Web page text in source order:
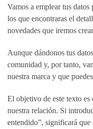
Vamos a emplear tus datos
los que encontraras el
novedades que iremos
Aunque dándonos tus
comunidad y, por tanto,
nuestra marca y que
El objetivo de este texto es
nuestra relación. Si
entendido”, significará